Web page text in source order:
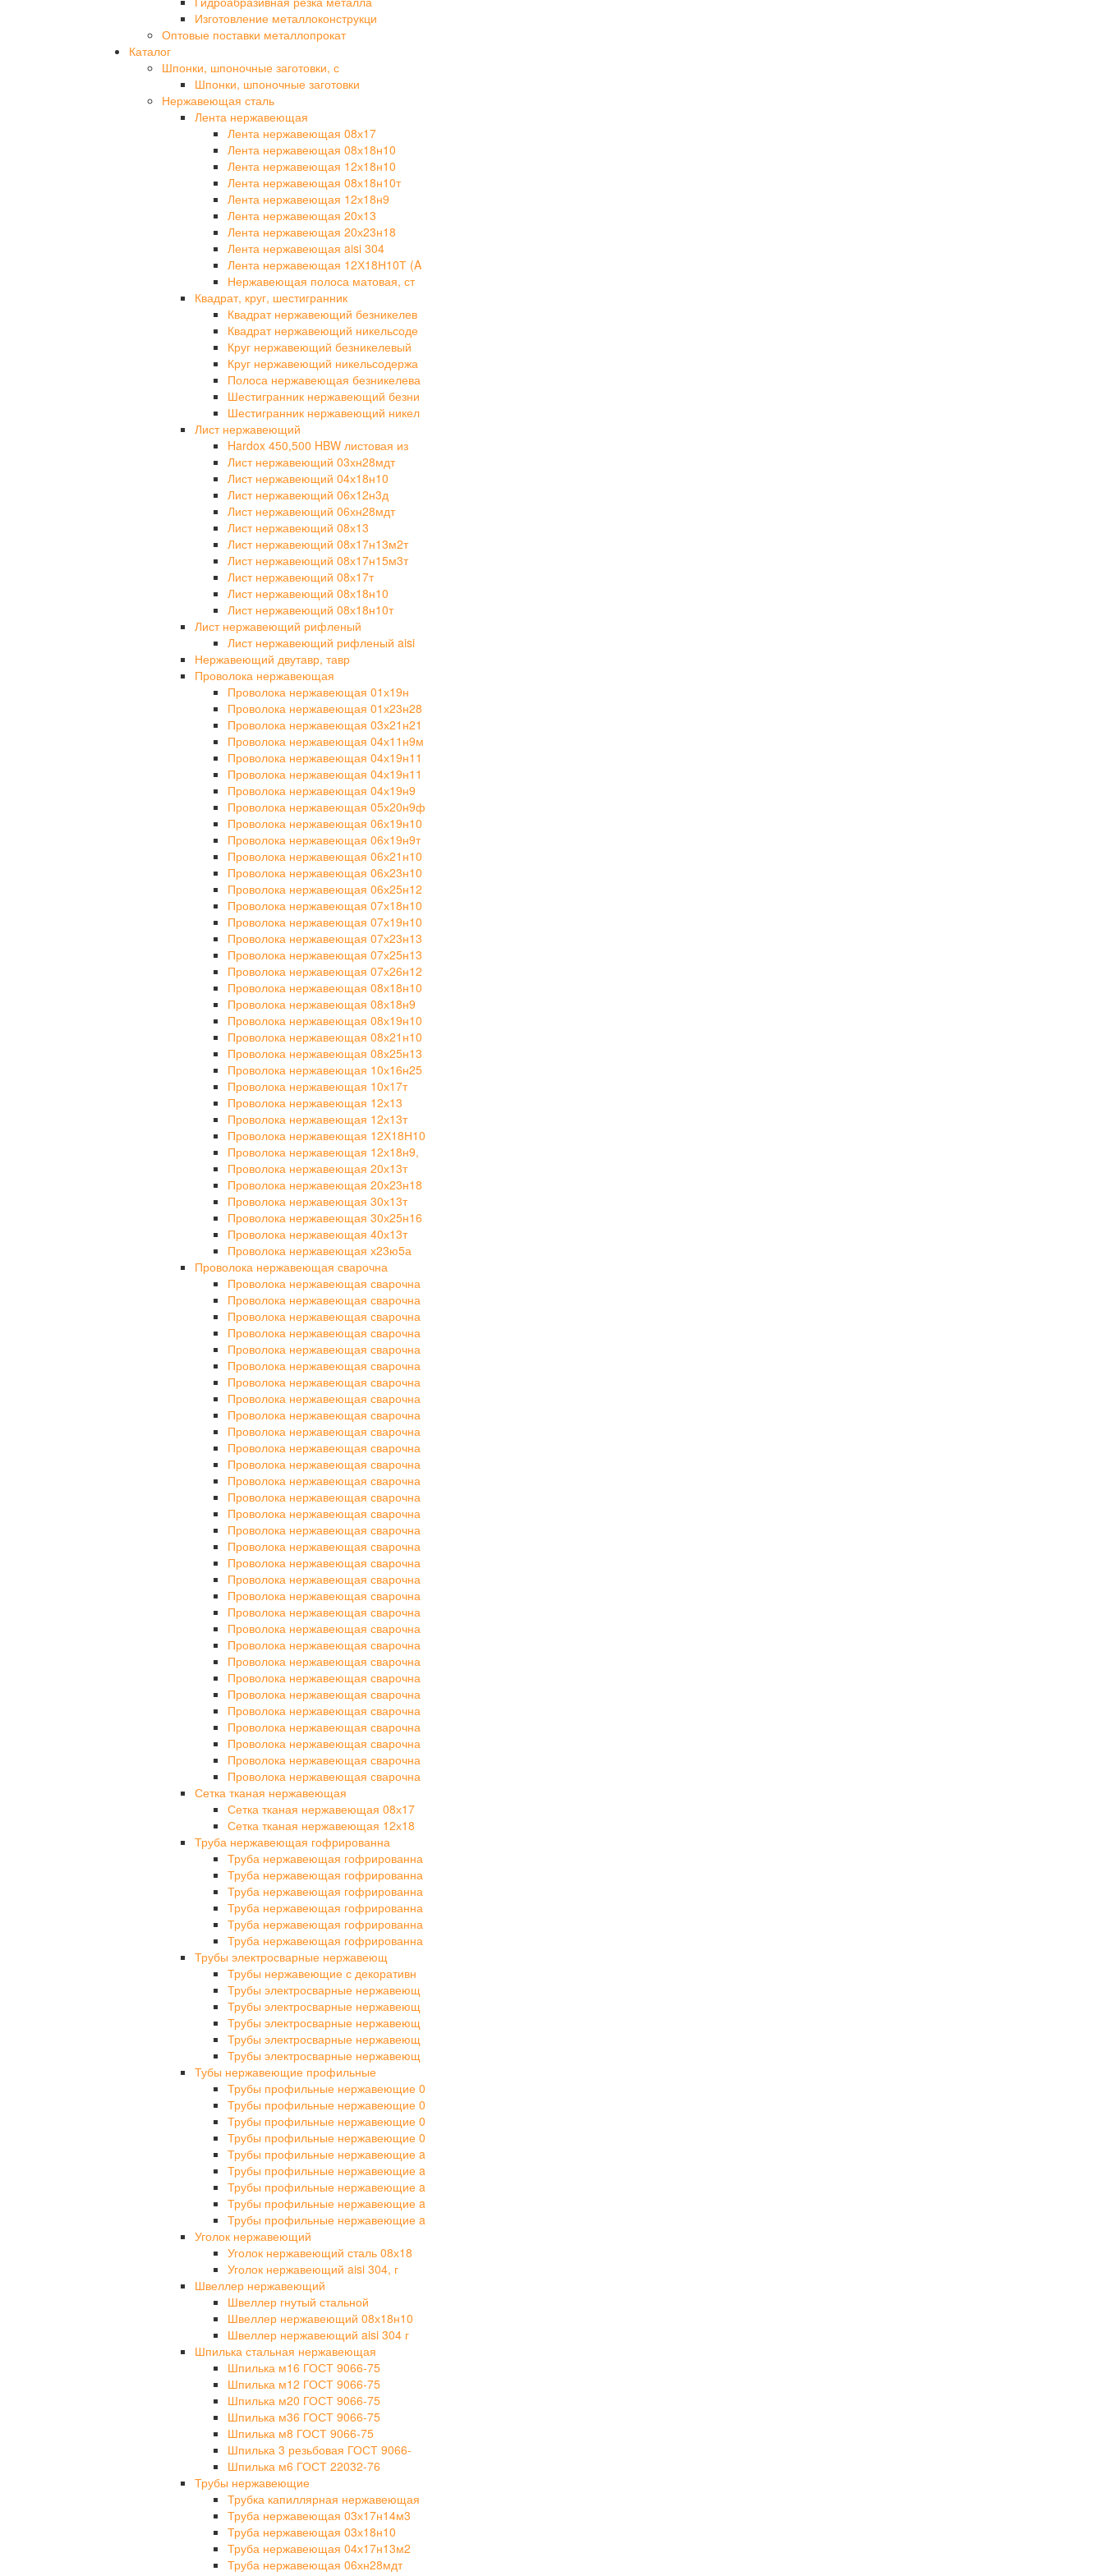
Изготовление металлоконструкци
Оптовые поставки металлопрокат
Каталог
Шпонки, шпоночные заготовки, с
Шпонки, шпоночные заготовки
Нержавеющая сталь
Лента нержавеющая
Лента нержавеющая 08х17
Лента нержавеющая 08х18н10
Лента нержавеющая 12х18н10
Лента нержавеющая 08х18н10т
Лента нержавеющая 12х18н9
Лента нержавеющая 20х13
Лента нержавеющая 20х23н18
Лента нержавеющая aisi 304
Лента нержавеющая 12Х18Н10Т (A
Нержавеющая полоса матовая, ст
Квадрат, круг, шестигранник
Квадрат нержавеющий безникелев
Квадрат нержавеющий никельсоде
Круг нержавеющий безникелевый
Круг нержавеющий никельсодержа
Полоса нержавеющая безникелева
Шестигранник нержавеющий безни
Шестигранник нержавеющий никел
Лист нержавеющий
Hardox 450,500 HBW листовая из
Лист нержавеющий 03хн28мдт
Лист нержавеющий 04х18н10
Лист нержавеющий 06х12н3д
Лист нержавеющий 06хн28мдт
Лист нержавеющий 08х13
Лист нержавеющий 08х17н13м2т
Лист нержавеющий 08х17н15м3т
Лист нержавеющий 08х17т
Лист нержавеющий 08х18н10
Лист нержавеющий 08х18н10т
Лист нержавеющий рифленый
Лист нержавеющий рифленый aisi
Нержавеющий двутавр, тавр
Проволока нержавеющая
Проволока нержавеющая 01х19н
Проволока нержавеющая 01х23н28
Проволока нержавеющая 03х21н21
Проволока нержавеющая 04х11н9м
Проволока нержавеющая 04х19н11
Проволока нержавеющая 04х19н11
Проволока нержавеющая 04х19н9
Проволока нержавеющая 05х20н9ф
Проволока нержавеющая 06х19н10
Проволока нержавеющая 06х19н9т
Проволока нержавеющая 06х21н10
Проволока нержавеющая 06х23н10
Проволока нержавеющая 06х25н12
Проволока нержавеющая 07х18н10
Проволока нержавеющая 07х19н10
Проволока нержавеющая 07х23н13
Проволока нержавеющая 07х25н13
Проволока нержавеющая 07х26н12
Проволока нержавеющая 08х18н10
Проволока нержавеющая 08х18н9
Проволока нержавеющая 08х19н10
Проволока нержавеющая 08х21н10
Проволока нержавеющая 08х25н13
Проволока нержавеющая 10х16н25
Проволока нержавеющая 10х17т
Проволока нержавеющая 12х13
Проволока нержавеющая 12х13т
Проволока нержавеющая 12Х18Н10
Проволока нержавеющая 12х18н9,
Проволока нержавеющая 20х13т
Проволока нержавеющая 20х23н18
Проволока нержавеющая 30х13т
Проволока нержавеющая 30х25н16
Проволока нержавеющая 40х13т
Проволока нержавеющая х23ю5а
Проволока нержавеющая сварочна
Проволока нержавеющая сварочна
Проволока нержавеющая сварочна
Проволока нержавеющая сварочна
Проволока нержавеющая сварочна
Проволока нержавеющая сварочна
Проволока нержавеющая сварочна
Проволока нержавеющая сварочна
Проволока нержавеющая сварочна
Проволока нержавеющая сварочна
Проволока нержавеющая сварочна
Проволока нержавеющая сварочна
Проволока нержавеющая сварочна
Проволока нержавеющая сварочна
Проволока нержавеющая сварочна
Проволока нержавеющая сварочна
Проволока нержавеющая сварочна
Проволока нержавеющая сварочна
Проволока нержавеющая сварочна
Проволока нержавеющая сварочна
Проволока нержавеющая сварочна
Проволока нержавеющая сварочна
Проволока нержавеющая сварочна
Проволока нержавеющая сварочна
Проволока нержавеющая сварочна
Проволока нержавеющая сварочна
Проволока нержавеющая сварочна
Проволока нержавеющая сварочна
Проволока нержавеющая сварочна
Проволока нержавеющая сварочна
Проволока нержавеющая сварочна
Проволока нержавеющая сварочна
Сетка тканая нержавеющая
Сетка тканая нержавеющая 08х17
Сетка тканая нержавеющая 12х18
Труба нержавеющая гофрированна
Труба нержавеющая гофрированна
Труба нержавеющая гофрированна
Труба нержавеющая гофрированна
Труба нержавеющая гофрированна
Труба нержавеющая гофрированна
Труба нержавеющая гофрированна
Трубы электросварные нержавеющ
Трубы нержавеющие с декоративн
Трубы электросварные нержавеющ
Трубы электросварные нержавеющ
Трубы электросварные нержавеющ
Трубы электросварные нержавеющ
Трубы электросварные нержавеющ
Тубы нержавеющие профильные
Трубы профильные нержавеющие 0
Трубы профильные нержавеющие 0
Трубы профильные нержавеющие 0
Трубы профильные нержавеющие 0
Трубы профильные нержавеющие a
Трубы профильные нержавеющие a
Трубы профильные нержавеющие a
Трубы профильные нержавеющие a
Трубы профильные нержавеющие a
Уголок нержавеющий
Уголок нержавеющий сталь 08х18
Уголок нержавеющий aisi 304, г
Швеллер нержавеющий
Швеллер гнутый стальной
Швеллер нержавеющий 08х18н10
Швеллер нержавеющий aisi 304 г
Шпилька стальная нержавеющая
Шпилька м16 ГОСТ 9066-75
Шпилька м12 ГОСТ 9066-75
Шпилька м20 ГОСТ 9066-75
Шпилька м36 ГОСТ 9066-75
Шпилька м8 ГОСТ 9066-75
Шпилька 3 резьбовая ГОСТ 9066-
Шпилька м6 ГОСТ 22032-76
Трубы нержавеющие
Трубка капиллярная нержавеющая
Труба нержавеющая 03х17н14м3
Труба нержавеющая 03х18н10
Труба нержавеющая 04х17н13м2
Труба нержавеющая 06хн28мдт